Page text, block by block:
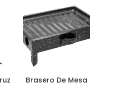
Brasero De Mesa